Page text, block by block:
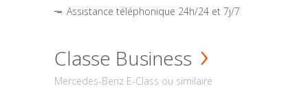
Assistance téléphonique 24h/24 et 7j/7
Classe Business
Mercedes-Benz E-Class ou similaire